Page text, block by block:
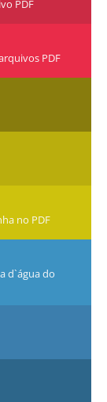
PDF
PDF
no PDF
d`água do